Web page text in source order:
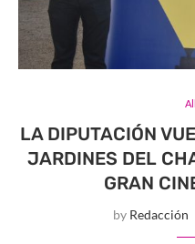
LA DIPUTACIÓN
JARDINES DEL
GRAN
by Redacción